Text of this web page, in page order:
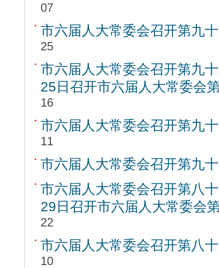
07
市六届人大常委会召开第九
25
市六届人大常委会召开第九
25日召开市六届人大常委会
16
市六届人大常委会召开第九
11
市六届人大常委会召开第九
市六届人大常委会召开第八
29日召开市六届人大常委会
22
市六届人大常委会召开第八
10